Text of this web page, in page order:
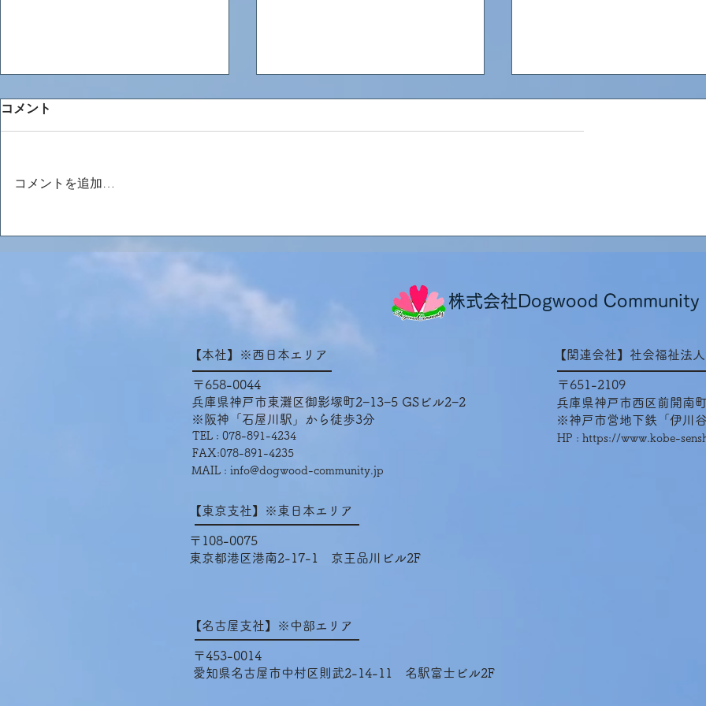
が入国しました！
コメント
コメントを追加…
株式会社Dogwood Community
【本社】※西日本エリア
〒658-0044
兵庫県神戸市東灘区御影塚町2−13−5 GSビル2−2
※阪神「石屋川駅」から徒歩3分
TEL : 078-891-4234
FAX:078-891-4235
MAIL : info@dogwood-community.jp
【関連会社】社会福祉法
〒651-2109
兵庫県神戸市西区前開南
※神戸市営地下鉄「伊川
HP : https://www.kobe-
【東京支社】※東日本エリア
〒108-0075
東京都港区港南2-17-1 京王品川ビル2F
【名古屋支社】※中部エリア
〒453-0014
愛知県名古屋市中村区則武2-14-11 名駅富士ビル2F